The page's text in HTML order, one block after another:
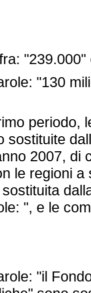
"239.000"
"130
periodo,
sostituite
2007, di
le regioni
", e le
"il